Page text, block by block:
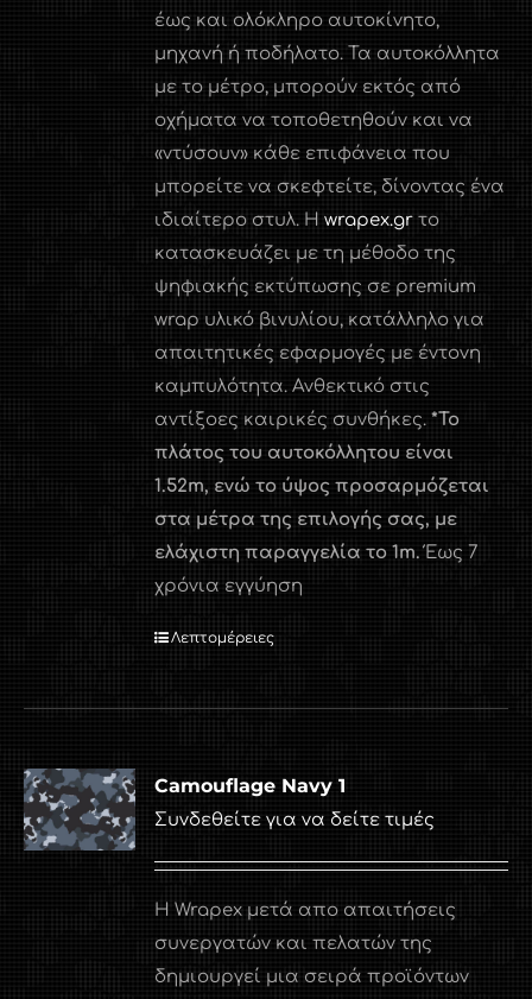
έως και ολόκληρο αυτοκίνητο,
μηχανή ή ποδήλατο. Τα αυτοκόλλητα
με το μέτρο, μπορούν εκτός από
οχήματα να τοποθετηθούν και να
«ντύσουν» κάθε επιφάνεια που
μπορείτε να σκεφτείτε, δίνοντας ένα
ιδιαίτερο στυλ. Ηwrapex.gr το
κατασκευάζει με τη μέθοδο της
ψηφιακής εκτύπωσης σε premium
wrap υλικό βινυλίου, κατάλληλο για
απαιτητικές εφαρμογές με έντονη
καμπυλότητα. Ανθεκτικό στις
αντίξοες καιρικές συνθήκες.*Το
πλάτος του αυτοκόλλητου είναι
1.52m, ενώ το ύψος προσαρμόζεται
στα μέτρα της επιλογής σας, με
ελάχιστη παραγγελία το 1m.Έως 7
χρόνια εγγύηση
Λεπτομέρειες
Camouflage Navy 1
Συνδεθείτε για να δείτε τιμές
Η Wrapex μετά απο απαιτήσεις
συνεργατών και πελατών της
δημιουργεί μια σειρά προϊόντων